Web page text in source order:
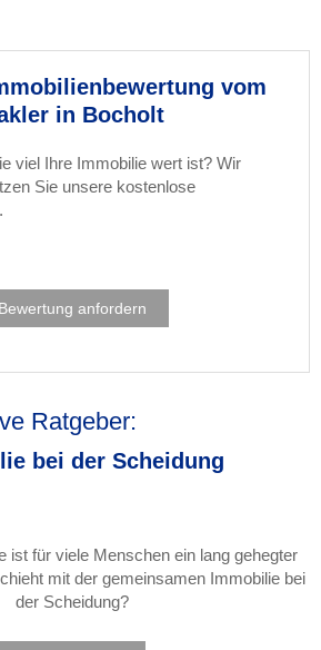
vom
in Bocholt
viel Ihre Immobilie wert ist? Wir
Sie unsere kostenlose
Bewertung anfordern
Ratgeber:
bei der Scheidung
ist für viele Menschen ein lang gehegter
mit der gemeinsamen Immobilie bei
der Scheidung?